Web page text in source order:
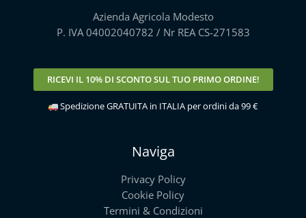
Azienda Agricola Modesto
P. IVA 04002040782 / Nr REA CS-271583
RICEVI IL 10% DI SCONTOSUL TUO PRIMO ORDINE!
Spedizione GRATUITA in ITALIA per ordini da 99 €
Naviga
Privacy Policy
Cookie Policy
Termini & Condizioni